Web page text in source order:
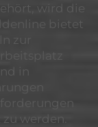
wird die
bietet
zur
in
werden.